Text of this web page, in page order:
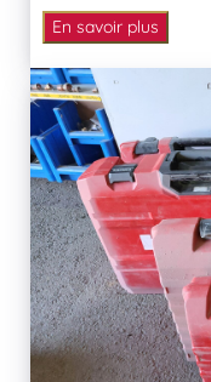
En savoir plus